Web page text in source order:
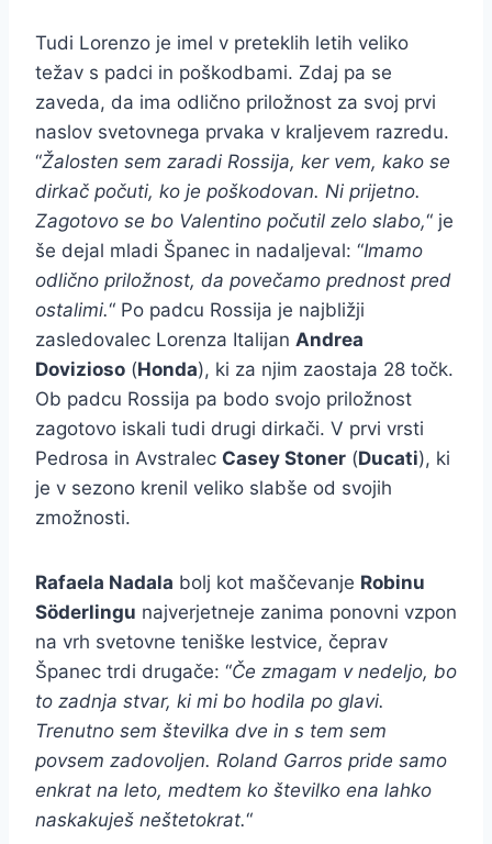
Tudi Lorenzo je imel v preteklih letih veliko
težav s padci in poškodbami. Zdaj pa se
zaveda, da ima odlično priložnost za svoj prvi
naslov svetovnega prvaka v kraljevem razredu.
“Žalosten sem zaradi Rossija, ker vem, kako se
dirkač počuti, ko je poškodovan. Ni prijetno.
Zagotovo se bo Valentino počutil zelo slabo,“ je
še dejal mladi Španec in nadaljeval: “Imamo
odlično priložnost, da povečamo prednost pred
ostalimi.“ Po padcu Rossija je najbližji
zasledovalec Lorenza Italijan Andrea
Dovizioso (Honda), ki za njim zaostaja 28 točk.
Ob padcu Rossija pa bodo svojo priložnost
zagotovo iskali tudi drugi dirkači. V prvi vrsti
Pedrosa in Avstralec Casey Stoner (Ducati), ki
je v sezono krenil veliko slabše od svojih
zmožnosti.
Rafaela Nadala bolj kot maščevanje Robinu
Söderlingu najverjetneje zanima ponovni vzpon
na vrh svetovne teniške lestvice, čeprav
Španec trdi drugače: “Če zmagam v nedeljo, bo
to zadnja stvar, ki mi bo hodila po glavi.
Trenutno sem številka dve in s tem sem
povsem zadovoljen. Roland Garros pride samo
enkrat na leto, medtem ko številko ena lahko
naskakuješ neštetokrat.“